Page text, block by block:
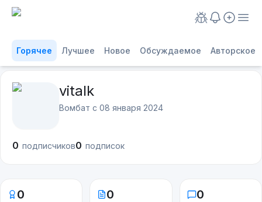
Горячее Лучшее Новое Обсуждаемое Авторское
vitalk
Вомбат с 08 января 2024
0 подписчиков0 подписок
0 0 0